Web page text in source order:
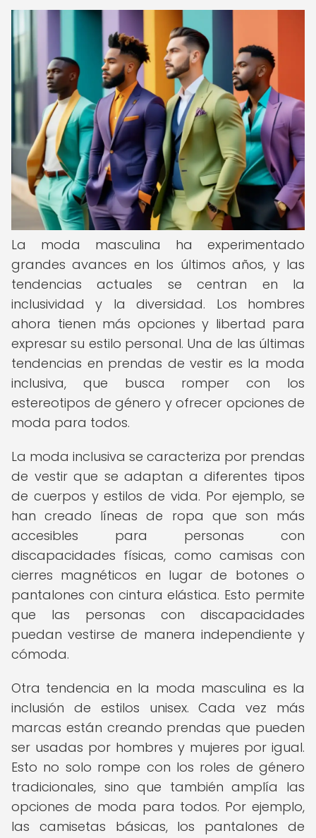
La moda masculina ha experimentado
grandes avances en los últimos años, y las
tendencias actuales se centran en la
inclusividad y la diversidad. Los hombres
ahora tienen más opciones y libertad para
expresar su estilo personal. Una de las últimas
tendencias en prendas de vestir es la moda
inclusiva, que busca romper con los
estereotipos de género y ofrecer opciones de
moda para todos.
La moda inclusiva se caracteriza por prendas
de vestir que se adaptan a diferentes tipos
de cuerpos y estilos de vida. Por ejemplo, se
han creado líneas de ropa que son más
accesibles para personas con
discapacidades físicas, como camisas con
cierres magnéticos en lugar de botones o
pantalones con cintura elástica. Esto permite
que las personas con discapacidades
puedan vestirse de manera independiente y
cómoda.
Otra tendencia en la moda masculina es la
inclusión de estilos unisex. Cada vez más
marcas están creando prendas que pueden
ser usadas por hombres y mujeres por igual.
Esto no solo rompe con los roles de género
tradicionales, sino que también amplía las
opciones de moda para todos. Por ejemplo,
las camisetas básicas, los pantalones de